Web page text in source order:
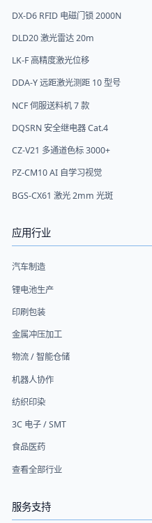
DX-D6 RFID 电磁门锁 2000N
DLD20 激光雷达 20m
LK-F 高精度激光位移
DDA-Y 远距激光测距 10 型号
NCF 伺服送料机 7 款
DQSRN 安全继电器 Cat.4
CZ-V21 多通道色标 3000+
PZ-CM10 AI 自学习视觉
BGS-CX61 激光 2mm 光斑
应用行业
汽车制造
锂电池生产
印刷包装
金属冲压加工
物流 / 智能仓储
机器人协作
纺织印染
3C 电子 / SMT
食品医药
查看全部行业
服务支持